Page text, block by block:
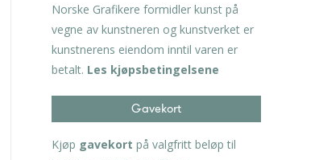
Norske Grafikere formidler kunst på
vegne av kunstneren og kunstverket er
kunstnerens eiendom inntil varen er
betalt. Les kjøpsbetingelsene
Gavekort
Kjøp gavekort på valgfritt beløp til